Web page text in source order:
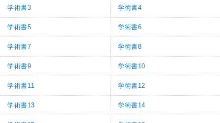
学術書3 学術書4
学術書5 学術書6
学術書7 学術書8
学術書9 学術書10
学術書11 学術書12
学術書13 学術書14